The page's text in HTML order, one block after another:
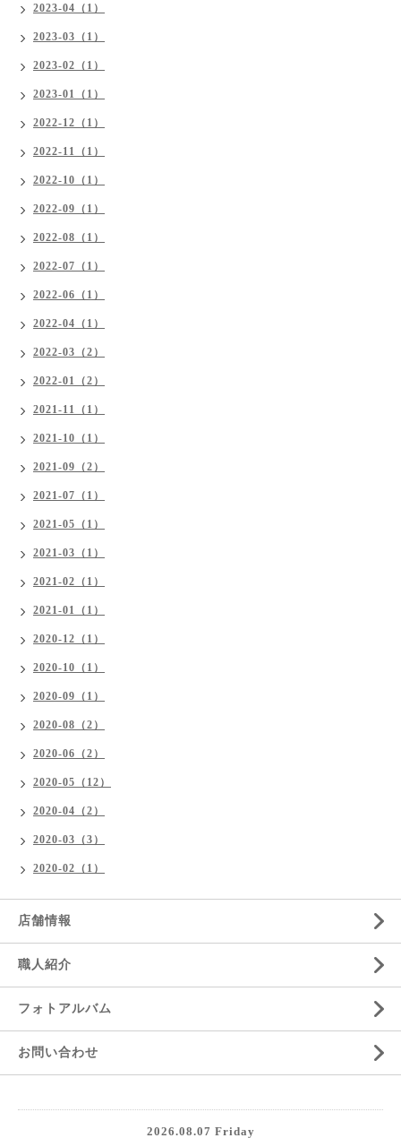
2023-04（1）
2023-03（1）
2023-02（1）
2023-01（1）
2022-12（1）
2022-11（1）
2022-10（1）
2022-09（1）
2022-08（1）
2022-07（1）
2022-06（1）
2022-04（1）
2022-03（2）
2022-01（2）
2021-11（1）
2021-10（1）
2021-09（2）
2021-07（1）
2021-05（1）
2021-03（1）
2021-02（1）
2021-01（1）
2020-12（1）
2020-10（1）
2020-09（1）
2020-08（2）
2020-06（2）
2020-05（12）
2020-04（2）
2020-03（3）
2020-02（1）
店舗情報
職人紹介
フォトアルバム
お問い合わせ
2026.08.07 Friday